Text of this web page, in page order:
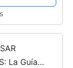
La Guía